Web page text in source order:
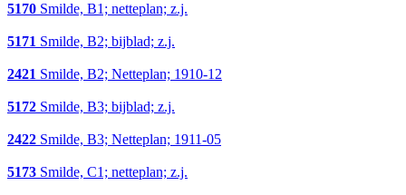
5170 Smilde, B1; netteplan; z.j.
5171 Smilde, B2; bijblad; z.j.
2421 Smilde, B2; Netteplan; 1910-12
5172 Smilde, B3; bijblad; z.j.
2422 Smilde, B3; Netteplan; 1911-05
5173 Smilde, C1; netteplan; z.j.